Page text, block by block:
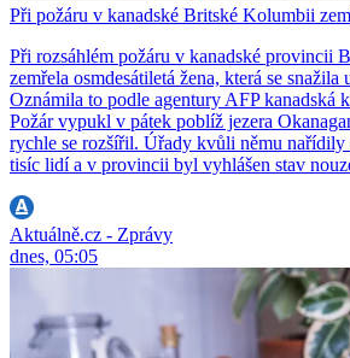
Při požáru v kanadské Britské Kolumbii
Při rozsáhlém požáru v kanadské provincii
zemřela osmdesátiletá žena, která se snažila
Oznámila to podle agentury AFP kanadská
Požár vypukl v pátek poblíž jezera
rychle se rozšířil. Úřady kvůli němu nařídily
tisíc lidí a v provincii byl vyhlášen stav
Aktuálně.cz - Zprávy
dnes, 05:05